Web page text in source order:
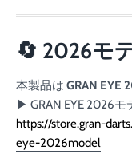
🔄 2026モ
本製品は GRAN EYE
▶ GRAN EYE 2026モ
https://store.gran-
eye-2026model